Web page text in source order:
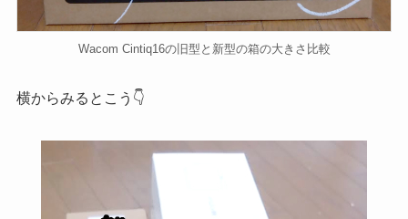
Wacom Cintiq16の旧型と新型の箱の大きさ比較
横からみるとこう👇